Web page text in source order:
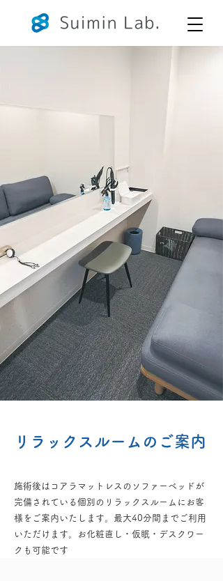
​リラックスルームのご案内
施術後はコアラマットレスのソファーベッドが
完備されている個別のリラックスルームにお客
様をご案内いたします。最大40分間までご利用
いただけます。お化粧直し・仮眠・デスクワー
クも可能です